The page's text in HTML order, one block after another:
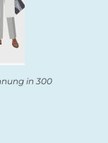
in 300